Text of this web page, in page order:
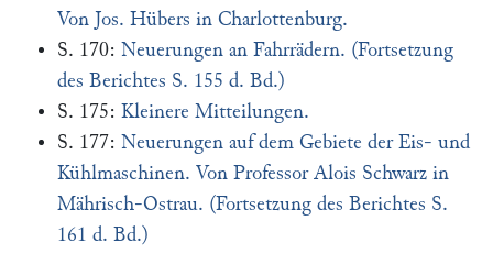
Von Jos. Hübers in Charlottenburg.
S. 170: Neuerungen an Fahrrädern. (Fortsetzung
des Berichtes S. 155 d. Bd.)
S. 175: Kleinere Mitteilungen.
S. 177: Neuerungen auf dem Gebiete der Eis- und
Kühlmaschinen. Von Professor Alois Schwarz in
Mährisch-Ostrau. (Fortsetzung des Berichtes S.
161 d. Bd.)